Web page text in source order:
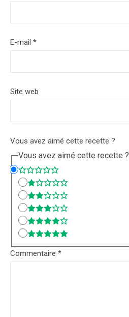
E-mail *
Site web
Vous avez aimé cette recette ?
Vous avez aimé cette recette ?
Commentaire *